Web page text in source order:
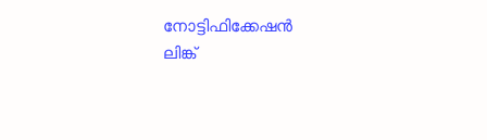
നോട്ടിഫിക്കേഷൻ
ലിങ്ക്